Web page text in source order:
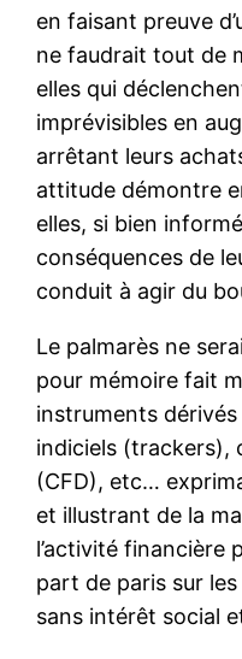
en faisant preuve
ne faudrait tout de
elles qui
imprévisibles en
arrêtant leurs
attitude démontre
elles, si bien
conséquences de
conduit à agir du
Le palmarès ne
pour mémoire fait
instruments
indiciels (trackers),
(CFD), etc…
et illustrant de la
l’activité financière
part de paris sur
sans intérêt social